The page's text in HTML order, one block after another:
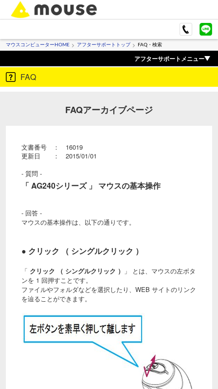
マウスコンピューターHOME アフターサポートトップ FAQ・検索
アフターサポートメニュー
FAQ
FAQアーカイブページ
文書番号 ： 16019
更新日 ： 2015/01/01
- 質問 -
「 AG240シリーズ 」 マウスの基本操作
- 回答 -
マウスの基本操作は、以下の通りです。
● クリック （ シングルクリック ）
「 クリック （ シングルクリック ）
」 とは、マウスの左ボタ
ンを 1 回押すことです。
ファイルやフォルダなどを選択したり、WEB サイトのリンク
を辿ることができます。